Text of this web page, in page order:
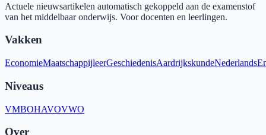
Actuele nieuwsartikelen automatisch gekoppeld aan de examenstof
van het middelbaar onderwijs. Voor docenten en leerlingen.
Vakken
EconomieMaatschappijleerGeschiedenisAardrijkskundeNederlands
Niveaus
VMBOHAVOVWO
Over